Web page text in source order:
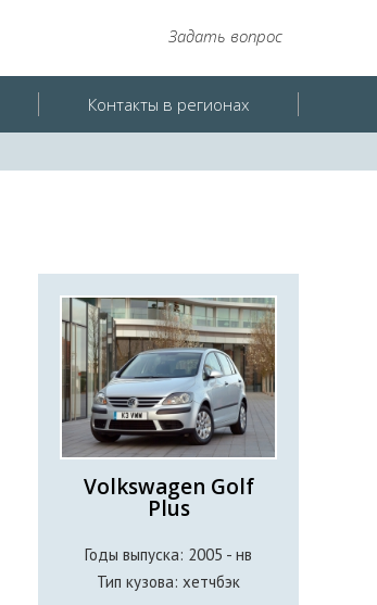
Задать вопрос
Контакты в регионах
Volkswagen Golf
Plus
Годы выпуска: 2005 - нв
Тип кузова: хетчбэк